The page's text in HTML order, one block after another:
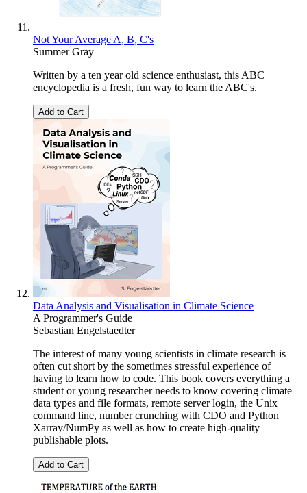
Not Your Average A, B, C's
Summer Gray
Written by a ten year old science enthusiast, this ABC
encyclopedia is a fresh, fun way to learn the ABC's.
Add to Cart
Data Analysis and Visualisation in Climate Science
A Programmer's Guide
Sebastian Engelstaedter
The interest of many young scientists in climate research is
often cut short by the sometimes stressful experience of
having to learn how to code. This book covers everything a
student or young researcher needs to know covering climate
data types and file formats, remote server login, the Unix
command line, number crunching with CDO and Python
Xarray/NumPy as well as how to create high-quality
publishable plots.
Add to Cart